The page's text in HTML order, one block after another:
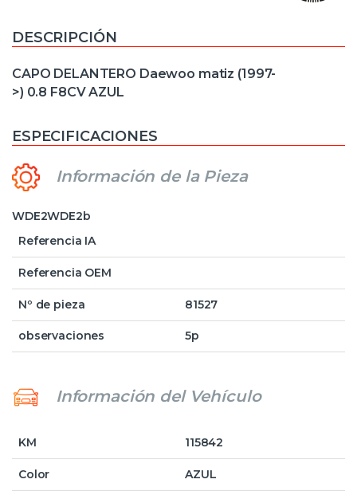
DESCRIPCIÓN
CAPO DELANTERO Daewoo matiz (1997-
>) 0.8 F8CV AZUL
ESPECIFICACIONES
Información de la Pieza
WDE2WDE2b
Referencia IA
Referencia OEM
Nº de pieza 81527
observaciones 5p
Información del Vehículo
KM 115842
Color AZUL